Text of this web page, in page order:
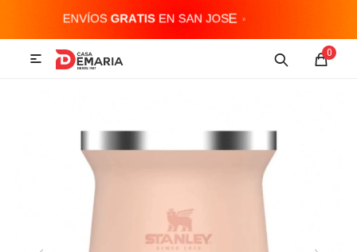
0

Imagen y Sonido Hogar
Televisores y accesorios
Accesorios